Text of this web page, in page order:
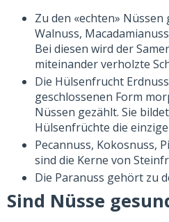
Zu den «echten»
Walnuss,
Bei diesen wird der
miteinander verholzte
Die Hülsenfrucht
geschlossenen Form
Nüssen gezählt. Sie
Hülsenfrüchte die
Pecannuss, Kokosnuss,
sind die Kerne von
Die Paranuss gehört zu
Sind Nüsse